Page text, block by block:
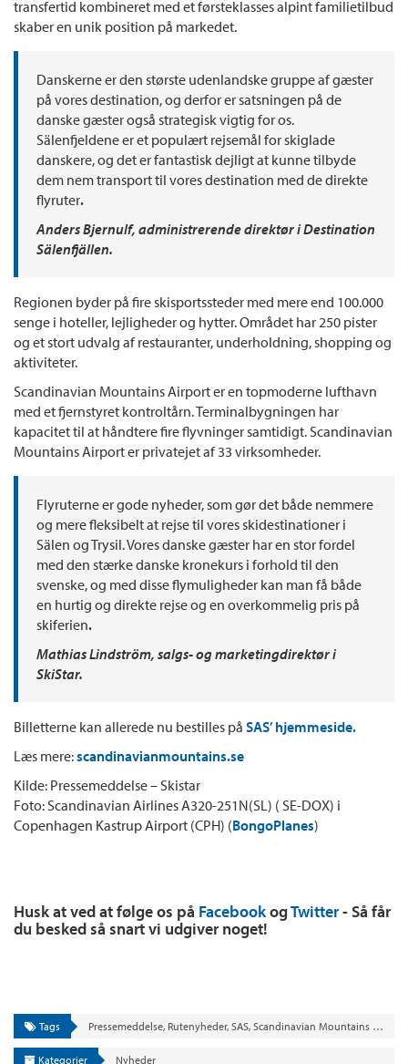
transfertid kombineret med et førsteklasses alpint familietilbud
skaber en unik position på markedet.
Danskerne er den største udenlandske gruppe af gæster
på vores destination, og derfor er satsningen på de
danske gæster også strategisk vigtig for os.
Sälenfjeldene er et populært rejsemål for skiglade
danskere, og det er fantastisk dejligt at kunne tilbyde
dem nem transport til vores destination med de direkte
flyruter.
Anders Bjernulf, administrerende direktør i Destination
Sälenfjällen.
Regionen byder på fire skisportssteder med mere end 100.000
senge i hoteller, lejligheder og hytter. Området har 250 pister
og et stort udvalg af restauranter, underholdning, shopping og
aktiviteter.
Scandinavian Mountains Airport er en topmoderne lufthavn
med et fjernstyret kontroltårn. Terminalbygningen har
kapacitet til at håndtere fire flyvninger samtidigt. Scandinavian
Mountains Airport er privatejet af 33 virksomheder.
Flyruterne er gode nyheder, som gør det både nemmere
og mere fleksibelt at rejse til vores skidestinationer i
Sälen og Trysil. Vores danske gæster har en stor fordel
med den stærke danske kronekurs i forhold til den
svenske, og med disse flymuligheder kan man få både
en hurtig og direkte rejse og en overkommelig pris på
skiferien.
Mathias Lindström, salgs- og marketingdirektør i
SkiStar.
Billetterne kan allerede nu bestilles på SAS’ hjemmeside.
Læs mere:scandinavianmountains.se
Kilde: Pressemeddelse – Skistar
Foto: Scandinavian Airlines A320-251N(SL) ( SE-DOX) i
Copenhagen Kastrup Airport (CPH) (BongoPlanes)
Husk at ved at følge os på FacebookogTwitter- Så får
du besked så snart vi udgiver noget!
Tags Pressemeddelse, Rutenyheder, SAS, Scandinavian Mountains (SCR)
Kategorier Nyheder